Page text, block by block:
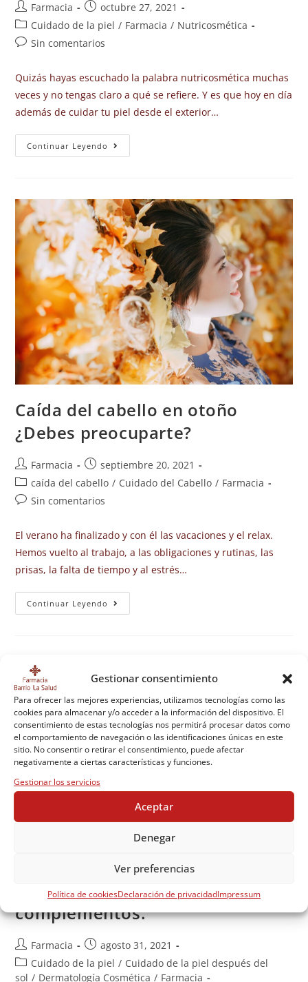
Gestionar consentimiento
Para ofrecer las mejores experiencias, utilizamos tecnologías como las
cookies para almacenar y/o acceder a la información del dispositivo. El
consentimiento de estas tecnologías nos permitirá procesar datos como
el comportamiento de navegación o las identificaciones únicas en este
sitio. No consentir o retirar el consentimiento, puede afectar
negativamente a ciertas características y funciones.
Gestionar los servicios
Aceptar
Denegar
Ver preferencias
Política de cookiesDeclaración de privacidadImpressum
Farmacia
octubre 27, 2021
Cuidado de la piel / Farmacia / Nutricosmética
Sin comentarios
Quizás hayas escuchado la palabra nutricosmética muchas
veces y no tengas claro a qué se refiere. Y es que hoy en día
además de cuidar tu piel desde el exterior…
Continuar Leyendo
Caída del cabello en otoño
¿Debes preocuparte?
Farmacia
septiembre 20, 2021
caída del cabello / Cuidado del Cabello / Farmacia
Sin comentarios
El verano ha finalizado y con él las vacaciones y el relax.
Hemos vuelto al trabajo, a las obligaciones y rutinas, las
prisas, la falta de tiempo y al estrés…
Continuar Leyendo
La importancia de reparar la piel
después del sol. Aftersun y
complementos.
Farmacia
agosto 31, 2021
Cuidado de la piel / Cuidado de la piel después del
sol / Dermatología Cosmética / Farmacia